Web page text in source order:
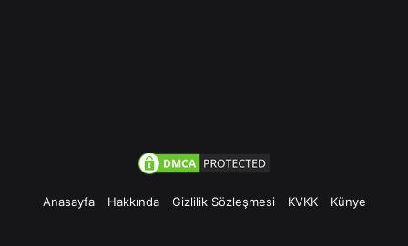
Anasayfa Hakkında Gizlilik Sözleşmesi KVKK Künye